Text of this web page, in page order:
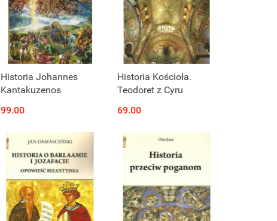
Historia Johannes
Kantakuzenos
99.00
Historia Kościoła.
Teodoret z Cyru
69.00